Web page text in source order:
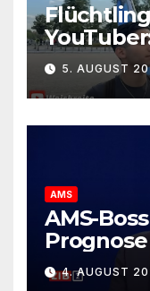
kommen
5. AUGUST
AMS
AMS-
4. AUGUST